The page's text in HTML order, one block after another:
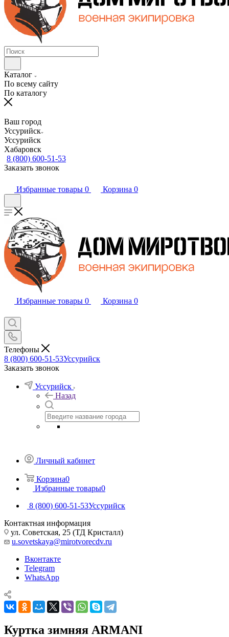
Каталог
По всему сайту
По каталогу
Ваш город
Уссурийск
Уссурийск
Хабаровск
8 (800) 600-51-53
Заказать звонок
Избранные товары 0 Корзина 0
Избранные товары 0 Корзина 0
Телефоны
8 (800) 600-51-53Уссурийск
Заказать звонок
Уссурийск
Назад
Личный кабинет
Корзина0
Избранные товары0
8 (800) 600-51-53Уссурийск
Контактная информация
ул. Советская, 25 (ТД Кристалл)
u.sovetskaya@mirotvorecdv.ru
Вконтакте
Telegram
WhatsApp
Куртка зимняя ARMANI